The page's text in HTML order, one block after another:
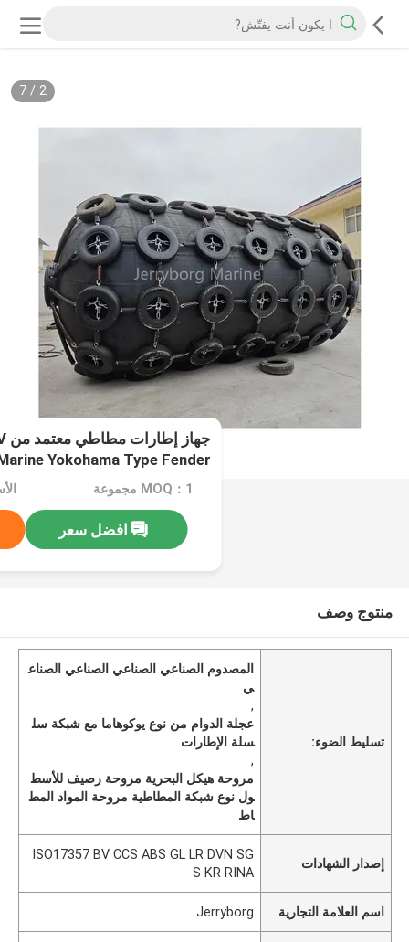
2
/
7
Yokohama Type Fender
MOQ：1 مجموعة
افضل سعر
منتوج وصف
تسليط الضوء:
المصدوم الصناعي الصناعي الصناعي الصناع
ي
,
عجلة الدوام من نوع يوكوهاما مع شبكة سل
سلة الإطارات
,
مروحة هيكل البحرية مروحة رصيف للأسط
ول نوع شبكة المطاطية مروحة المواد المط
اط
إصدار الشهادات
ISO17357 BV CCS ABS GL LR DVN SG
S KR RINA
اسم العلامة التجارية Jerryborg